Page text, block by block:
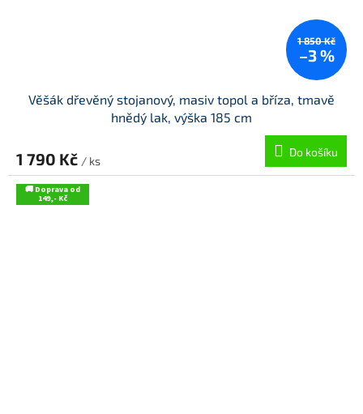
1 850 Kč
–3 %
Věšák dřevěný stojanový, masiv topol a bříza, tmavě
hnědý lak, výška 185 cm
1 790 Kč / ks
Do košíku
🚚 Doprava od
149,- Kč